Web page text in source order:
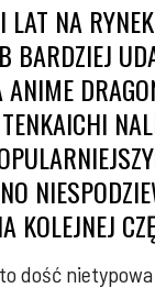
LAT NA
BARDZIEJ
ANIME
KOLEJNEJ
dość